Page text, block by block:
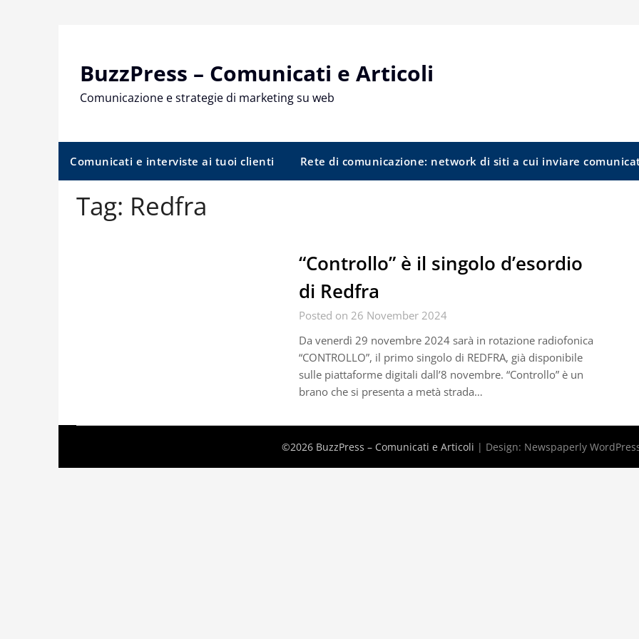
BuzzPress – Comunicati e Articoli
Comunicazione e strategie di marketing su web
Comunicati e interviste ai tuoi clienti Rete di comunicazione: network di siti a cui inviare
Tag: Redfra
“Controllo” è il singolo d’esordio
di Redfra
Posted on 26 November 2024
Da venerdì 29 novembre 2024 sarà in rotazione radiofonica
“CONTROLLO”, il primo singolo di REDFRA, già disponibile
sulle piattaforme digitali dall’8 novembre. “Controllo” è un
brano che si presenta a metà strada…
©2026 BuzzPress – Comunicati e Articoli | Design: Newspaperly